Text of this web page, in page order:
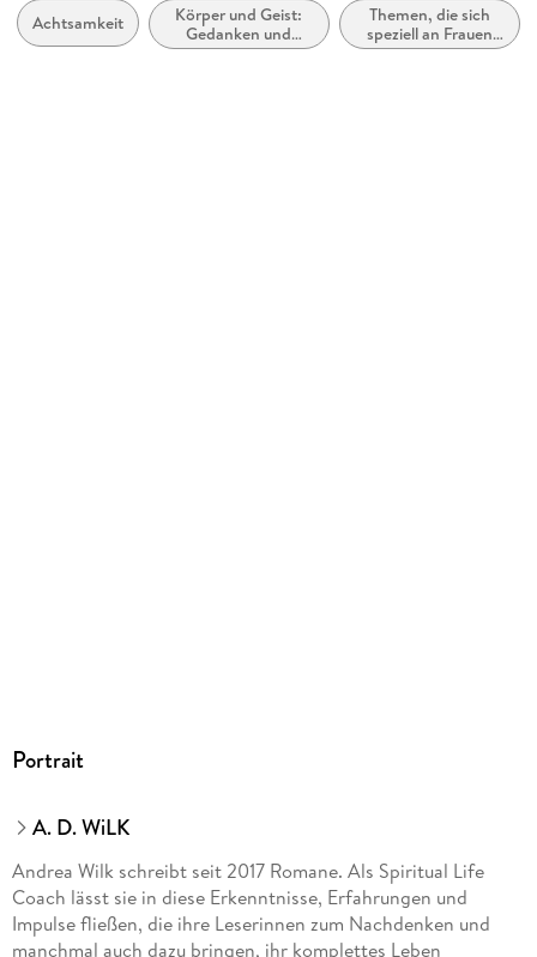
Produktart
kartoniert
Achtsamkeit
Körper und Geist:
Gedanken und
Methoden
Themen, die sich
speziell an Frauen
und/oder Mädchen
Portrait
A. D. WiLK
Andrea Wilk schreibt seit 2017 Romane. Als Spiritual Life
Coach lässt sie in diese Erkenntnisse, Erfahrungen und
Impulse fließen, die ihre Leserinnen zum Nachdenken und
manchmal auch dazu bringen, ihr komplettes Leben